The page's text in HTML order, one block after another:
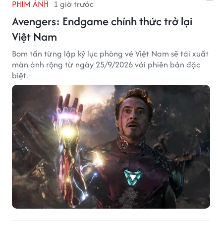
PHIM ẢNH 1 giờ trước
Avengers: Endgame chính thức trở lại
Việt Nam
Bom tấn từng lập kỷ lục phòng vé Việt Nam sẽ tái xuất
màn ảnh rộng từ ngày 25/9/2026 với phiên bản đặc
biệt.